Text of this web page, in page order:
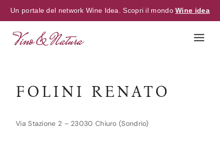
Un portale del network Wine Idea. Scopri il mondoWine idea
FOLINI RENATO
Via Stazione 2 – 23030 Chiuro (Sondrio)